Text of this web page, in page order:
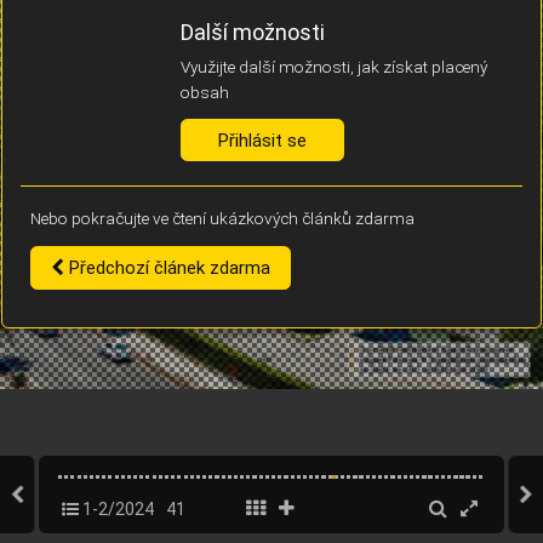
budeme tak moci přesněji vyhodnotit návštěvnost.
Vaše souhlasy a odmítnutí si ukládáme do vašeho zařízení, abychom se
vás už příště znovu neptali. Můžete je kdykoli později upravit ve Správě
Souhlasím Odmítám
1-2/2024 41
Další možnosti
Využijte další možnosti, jak získat placený
obsah
Přihlásit se
Nebo pokračujte ve čtení ukázkových článků zdarma
Předchozí článek zdarma